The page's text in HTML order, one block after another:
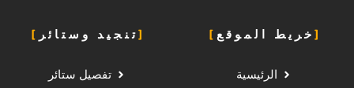
خريط الموقع
الرئيسية
تنجيد وستائر
تفصيل ستائر